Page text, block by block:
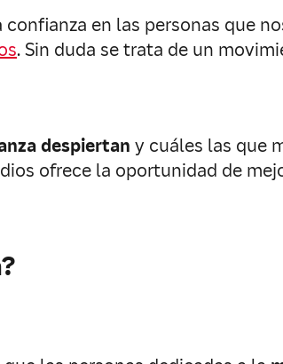
en las personas que
. Sin duda se trata de un
despiertan y cuáles las que
ofrece la oportunidad de